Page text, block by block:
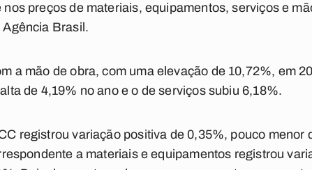
preços de materiais, equipamentos, serviços e
Brasil.
a mão de obra, com uma elevação de 10,72%, em
de 4,19% no ano e o de serviços subiu 6,18%.
registrou variação positiva de 0,35%, pouco menor
a materiais e equipamentos registrou